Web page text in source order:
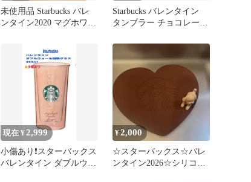
未使用品 Starbucks バレ
ンタイン2020 マグホワイ
Starbucks バレンタイン
タンブラー チョコレート
現在 ¥ 2,999
小傷あり❗️スターバックス
バレンタイン ダブルウォ
¥2,000
☆スターバックス☆バレ
ンタイン2026☆シリコン